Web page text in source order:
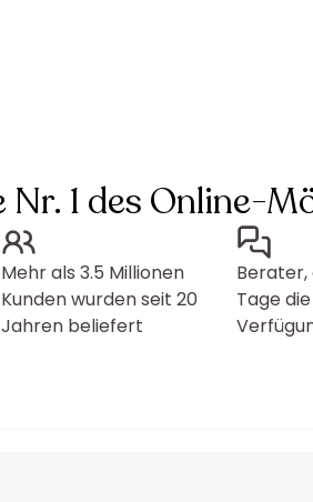
Nr. 1 des Online-
Mehr als 3.5 Millionen
Kunden wurden seit 20
Jahren beliefert
Berater,
Tage